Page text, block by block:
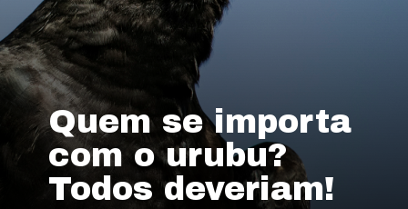
Quem se importa
com o urubu?
Todos deveriam!